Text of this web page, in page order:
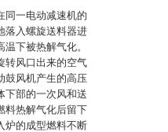
同一电动减速机的
落入螺旋送料器进
下被热解气化。
转风口出来的空气
鼓风机产生的高压
下部的一次风和送
料热解气化后留下
炉的成型燃料不断